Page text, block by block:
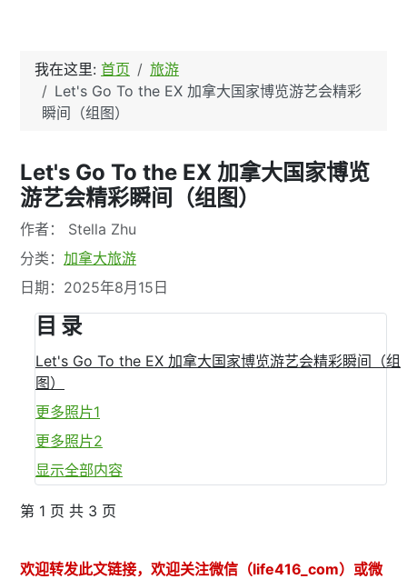
我在这里: 首页
旅游
Let's Go To the EX 加拿大国家博览游艺会精彩
瞬间（组图）
Let's Go To the EX 加拿大国家博览
游艺会精彩瞬间（组图）
文章信息
作者： Stella Zhu
分类： 加拿大旅游
日期：2025年8月15日
目 录
Let's Go To the EX 加拿大国家博览游艺会精彩瞬间（组
图）
更多照片1
更多照片2
显示全部内容
第 1 页 共 3 页
欢迎转发此文链接，欢迎关注微信（life416_com）或微